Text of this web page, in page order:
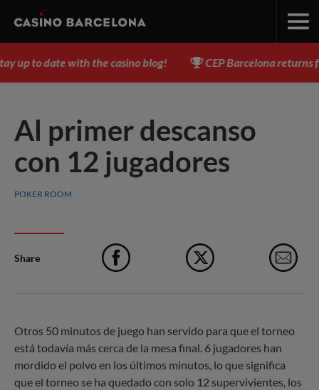
to date with the casino blog! CEP Barcelona returns
Al primer descanso
con 12 jugadores
POKER ROOM
Share
Otros 50 minutos de juego han servido para que el torneo
está todavía más cerca de la mesa final. 6 jugadores han
mordido el polvo en los últimos minutos, lo que significa
que el torneo se ha quedado con solo 12 supervivientes, los